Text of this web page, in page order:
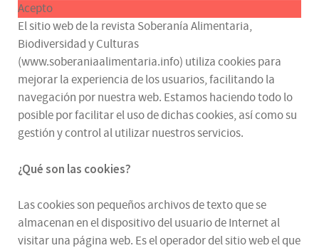
Acepto
El sitio web de la revista Soberanía Alimentaria,
Biodiversidad y Culturas
(www.soberaniaalimentaria.info) utiliza cookies para
mejorar la experiencia de los usuarios, facilitando la
navegación por nuestra web. Estamos haciendo todo lo
posible por facilitar el uso de dichas cookies, así como su
gestión y control al utilizar nuestros servicios.
¿Qué son las cookies?
Las cookies son pequeños archivos de texto que se
almacenan en el dispositivo del usuario de Internet al
visitar una página web. Es el operador del sitio web el que